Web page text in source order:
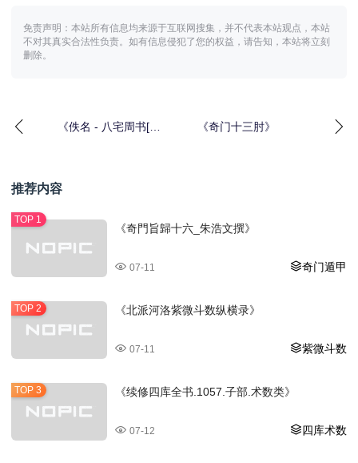
免责声明：本站所有信息均来源于互联网搜集，并不代表本站观点，本站
不对其真实合法性负责。如有信息侵犯了您的权益，请告知，本站将立刻
删除。
《佚名 - 八宅周书[古
《奇门十三肘》
推荐内容
《奇門旨歸十六_朱浩文撰》
奇门遁甲
07-11
《北派河洛紫微斗数纵横录》
紫微斗数
07-11
《续修四库全书.1057.子部.术数类》
四库术数
07-12